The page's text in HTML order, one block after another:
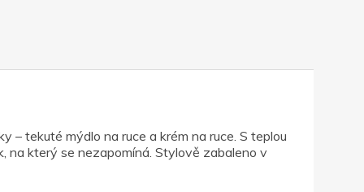
– tekuté mýdlo na ruce a krém na ruce. S teplou
na který se nezapomíná. Stylově zabaleno v